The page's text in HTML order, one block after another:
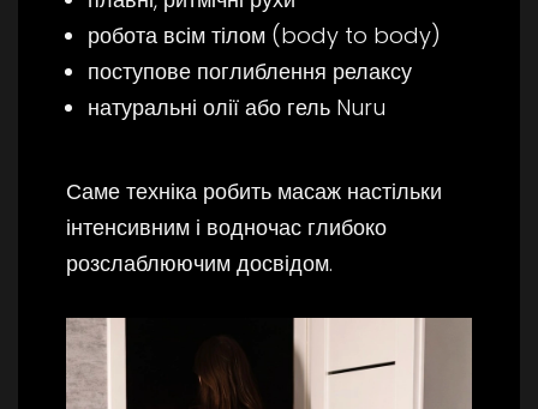
робота всім тілом (body to body)
поступове поглиблення релаксу
натуральні олії або гель Nuru
Саме техніка робить масаж настільки
інтенсивним і водночас глибоко
розслаблюючим досвідом.